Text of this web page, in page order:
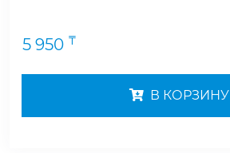
5 950 ₸
В КОРЗИНУ